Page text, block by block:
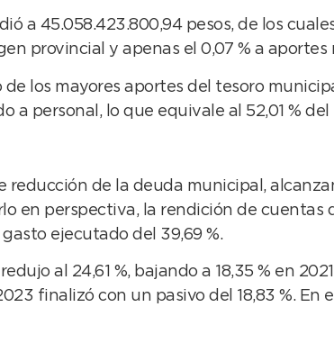
a 45.058.423.800,94 pesos, de los
provincial y apenas el 0,07 % a aportes
los mayores aportes del tesoro
a personal, lo que equivale al 52,01 %
de la deuda municipal,
en perspectiva, la rendición de cuentas
ejecutado del 39,69 %.
al 24,61 %, bajando a 18,35 % en
finalizó con un pasivo del 18,83 %. En